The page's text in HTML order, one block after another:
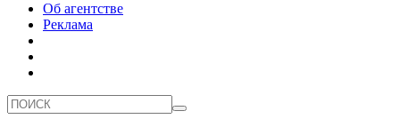
Об агентстве
Реклама